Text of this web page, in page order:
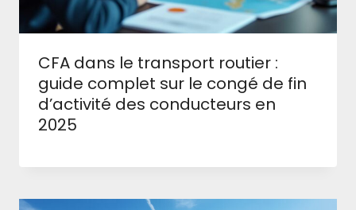
CFA dans le transport routier :
guide complet sur le congé de fin
d’activité des conducteurs en
2025